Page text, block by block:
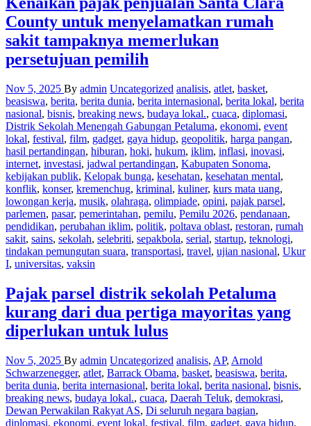
County untuk menyelamatkan rumah
sakit tampaknya memerlukan
persetujuan pemilih
Nov 5, 2025 By admin Uncategorized analisis, atlet, basket,
beasiswa, berita, berita dunia, berita internasional, berita lokal, berita
nasional, bisnis, breaking news, budaya lokal., cuaca, diplomasi,
Distrik Sekolah Menengah Gabungan Petaluma, ekonomi, event
lokal, festival, film, gadget, gaya hidup, geopolitik, harga pangan,
hasil pertandingan, hiburan, hoki, hukum, iklim, inflasi, inovasi,
internet, investasi, jadwal pertandingan, Kabupaten Sonoma,
kebijakan publik, Kelopak bunga, kesehatan, kesehatan mental,
konflik, konser, kremenchug, kriminal, kuliner, kurs mata uang,
lowongan kerja, musik, olahraga, olimpiade, opini, pajak parsel,
parlemen, pasar, pemerintahan, pemilu, Pemilu 2026, pendanaan,
pendidikan, perubahan iklim, politik, poltava oblast, restoran, rumah
sakit, sains, sekolah, selebriti, sepakbola, serial, startup, teknologi,
tindakan pemungutan suara, transportasi, travel, ujian nasional, Ukur
I, universitas, vaksin
Pajak parsel distrik sekolah Petaluma
kurang dari dua pertiga mayoritas yang
diperlukan untuk lulus
Nov 5, 2025 By admin Uncategorized analisis, AP, Arnold
Schwarzenegger, atlet, Barrack Obama, basket, beasiswa, berita,
berita dunia, berita internasional, berita lokal, berita nasional, bisnis,
breaking news, budaya lokal., cuaca, Daerah Teluk, demokrasi,
Dewan Perwakilan Rakyat AS, Di seluruh negara bagian,
diplomasi, ekonomi, event lokal, festival, film, gadget, gaya hidup,